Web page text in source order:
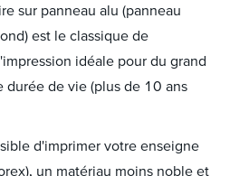
sur panneau alu (panneau
est le classique de
idéale pour du grand
durée de vie (plus de 10 ans
d'imprimer votre enseigne
un matériau moins noble et